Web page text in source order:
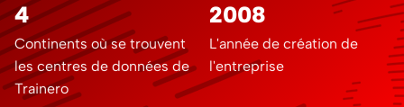
4
Continents où se trouvent
les centres de données de
Trainero
2008
L'année de création de
l'entreprise